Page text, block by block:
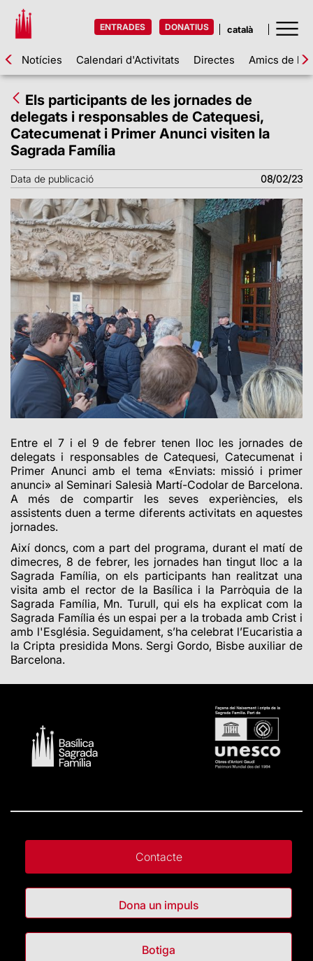
ENTRADES DONATIUS
Notícies Calendari d'Activitats Directes Amics de la
Els participants de les jornades de
delegats i responsables de Catequesi,
Catecumenat i Primer Anunci visiten la
Sagrada Família
Data de publicació 08/02/23
Entre el 7 i el 9 de febrer tenen lloc les jornades de
delegats i responsables de Catequesi, Catecumenat i
Primer Anunci amb el tema «Enviats: missió i primer
anunci» al Seminari Salesià Martí-Codolar de Barcelona.
A més de compartir les seves experiències, els
assistents duen a terme diferents activitats en aquestes
jornades.
Així doncs, com a part del programa, durant el matí de
dimecres, 8 de febrer, les jornades han tingut lloc a la
Sagrada Família, on els participants han realitzat una
visita amb el rector de la Basílica i la Parròquia de la
Sagrada Família, Mn. Turull, qui els ha explicat com la
Sagrada Família és un espai per a la trobada amb Crist i
amb l'Església. Seguidament, s’ha celebrat l’Eucaristia a
la Cripta presidida Mons. Sergi Gordo, Bisbe auxiliar de
Barcelona.
Contacte
Dona un impuls
Botiga